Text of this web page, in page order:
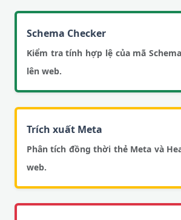
Schema Checker
Kiểm tra tính hợp lệ của mã
lên web.
Trích xuất Meta
Phân tích đồng thời thẻ Meta và
web.